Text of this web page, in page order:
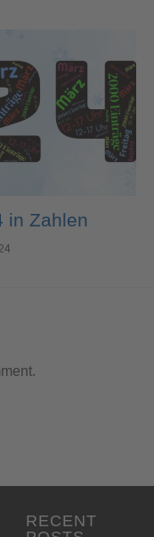
in Zahlen
RECENT